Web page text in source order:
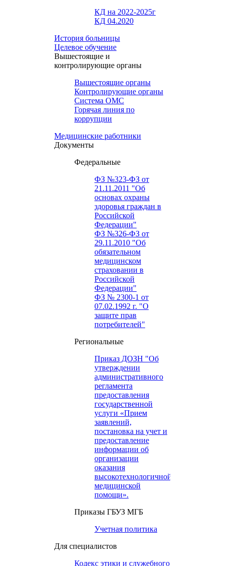
КД на 2022-2025г
КД 04.2020
История больницы
Целевое обучение
Вышестоящие и
контролирующие органы
Вышестоящие органы
Контролирующие органы
Система ОМС
Горячая линия по
коррупции
Медицинские работники
Документы
Федеральные
ФЗ №323-ФЗ от
21.11.2011 "Об
основах охраны
здоровья граждан в
Российской
Федерации"
ФЗ №326-ФЗ от
29.11.2010 "Об
обязательном
медицинском
страховании в
Российской
Федерации"
ФЗ № 2300-1 от
07.02.1992 г. "О
защите прав
потребителей"
Региональные
Приказ ДОЗН "Об
утверждении
административного
регламента
предоставления
государственной
услуги «Прием
заявлений,
постановка на учет и
предоставление
информации об
организации
оказания
высокотехнологичной
медицинской
помощи».
Приказы ГБУЗ МГБ
Учетная политика
Для специалистов
Кодекс этики и служебного